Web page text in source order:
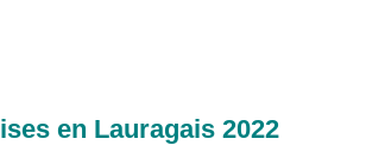
en Lauragais 2022